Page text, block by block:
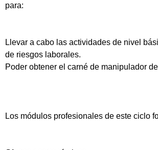
para:
Llevar a cabo las actividades de nivel
de riesgos laborales.
Poder obtener el carné de manipulador
Los módulos profesionales de este ciclo